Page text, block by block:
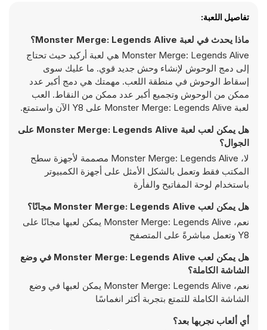
تفاصيل اللعبة:
ماذا يحدث في لعبة Monster Merge: Legends Alive؟
Monster Merge: Legends Alive هي لعبة أركيد حيث تحتاج
إلى دمج الوحوش لإنشاء وحش جديد قوي. ما عليك سوى
إسقاط الوحوش في منطقة اللعب. مهمتك هي دمج أكبر عدد
ممكن من الوحوش وتجميع أكبر عدد ممكن من النقاط. العب
لعبة Monster Merge: Legends Alive على Y8 الآن واستمتع.
هل يمكن لعب لعبة Monster Merge: Legends Alive على
الجوال؟
لا، Monster Merge: Legends Alive مصممة لأجهزة سطح
المكتب فقط وتعمل بالشكل الأمثل على أجهزة الكمبيوتر
باستخدام لوحة المفاتيح والفأرة
هل يمكن لعب Monster Merge: Legends Alive مجانًا؟
نعم، Monster Merge: Legends Alive يمكن لعبها مجانًا على
Y8 وتعمل مباشرةً على المتصفح
هل يمكن لعب Monster Merge: Legends Alive في وضع
الشاشة الكاملة؟
نعم، Monster Merge: Legends Alive يمكن لعبها في وضع
الشاشة الكاملة للتمتع بتجربة أكثر انغماسًا
أي ألعاب نجربها بعد؟